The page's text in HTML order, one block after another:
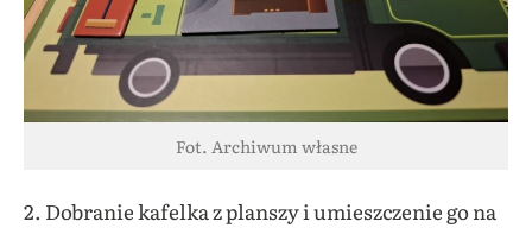
Fot. Archiwum własne
2. Dobranie kafelka z planszy i umieszczenie go na